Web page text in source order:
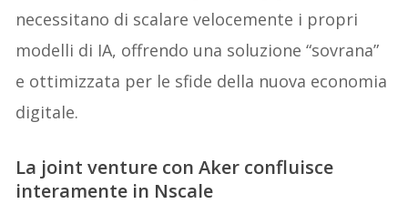
necessitano di scalare velocemente i propri
modelli di IA, offrendo una soluzione “sovrana”
e ottimizzata per le sfide della nuova economia
digitale.
La joint venture con Aker confluisce
interamente in Nscale